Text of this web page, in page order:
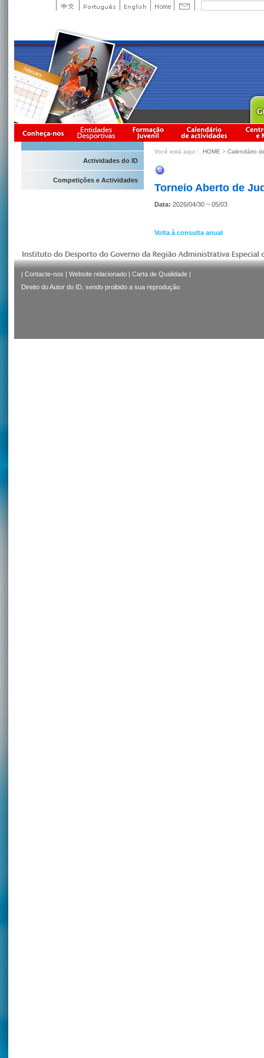
Actividades do ID
Competições e Actividades
Você está aqui： HOME > Calendário
Torneio Aberto de
Data: 2026/04/30 ~ 05/03
Volta à consulta anual
| Contacte-nos | Website relacionado | Carta de Qualidade |
Direito do Autor do ID, sendo proibido a sua reprodução.